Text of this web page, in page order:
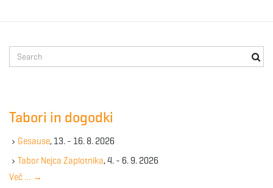
e
e
y
w
Tabori in dogodki
Gesause, 13. - 16. 8. 2026
Tabor Nejca Zaplotnika, 4. - 6. 9. 2026
Več … →